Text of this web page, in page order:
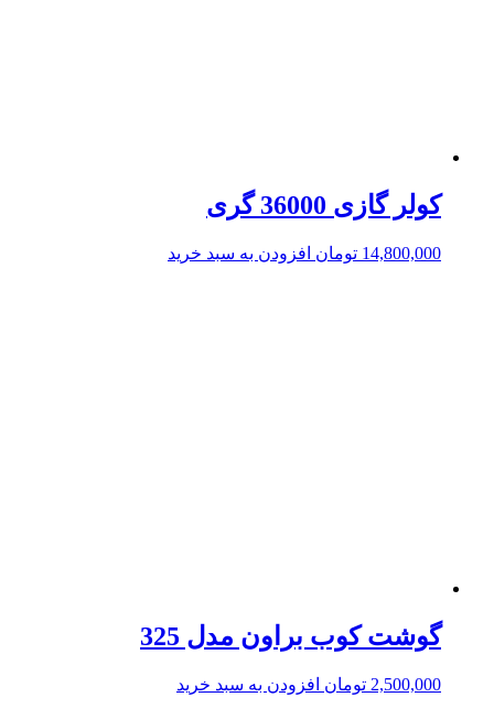
کولر گازی 36000 گری
14,800,000 تومان افزودن به سبد خرید
گوشت کوب براون مدل 325
2,500,000 تومان افزودن به سبد خرید